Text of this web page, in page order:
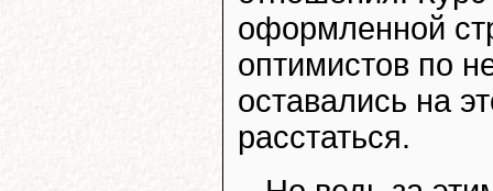
оформленной
оптимистов по
оставались на
расстаться.